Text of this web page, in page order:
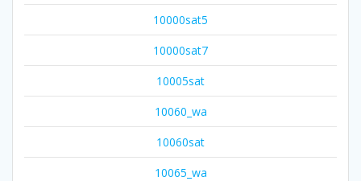
10000sat5
10000sat7
10005sat
10060_wa
10060sat
10065_wa